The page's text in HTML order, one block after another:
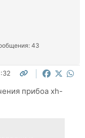
43
прибоа xh-